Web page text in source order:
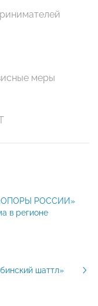
меры
«ОПОРЫ РОССИИ»
в регионе
шаттл»